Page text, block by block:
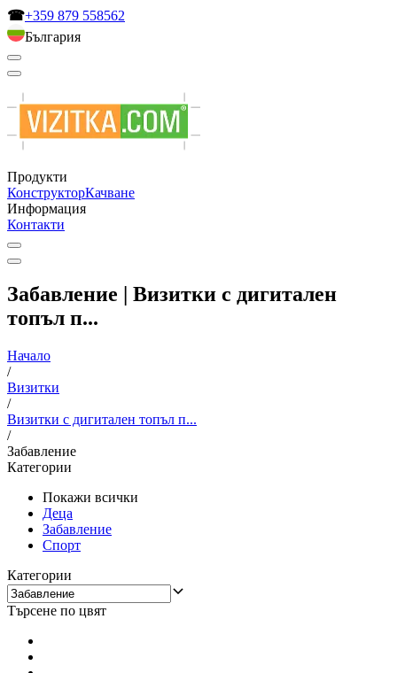
☎+359 879 558562
България
Продукти
КонструкторКачване
Информация
Контакти
Забавление | Визитки с дигитален
топъл п...
Начало
/
Визитки
/
Визитки с дигитален топъл п...
/
Забавление
Категории
Покажи всички
Деца
Забавление
Спорт
Категории
Търсене по цвят